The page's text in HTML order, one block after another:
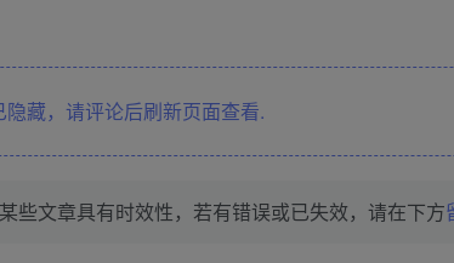
藏，请评论后刷新页面查看.
些文章具有时效性，若有错误或已失效，请在下方